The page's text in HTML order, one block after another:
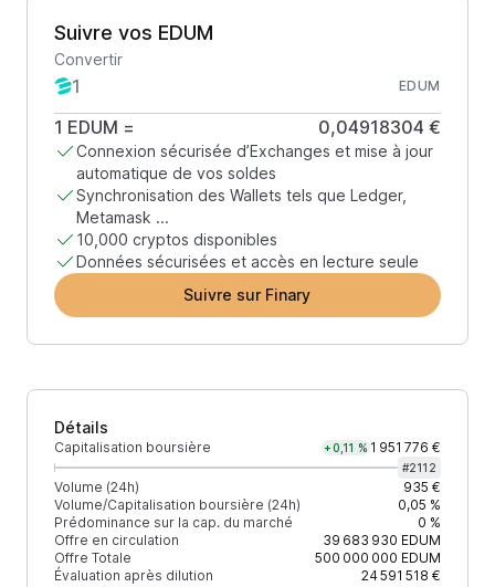
Suivre vos EDUM
Convertir
EDUM
1 EDUM = 0,04918304 €
Connexion sécurisée d’Exchanges et mise à jour
automatique de vos soldes
Synchronisation des Wallets tels que Ledger,
Metamask ...
10,000 cryptos disponibles
Données sécurisées et accès en lecture seule
Suivre sur Finary
Détails
Capitalisation boursière +0,11 % 1 951 776 €
#2112
Volume (24h)
935 €
Volume/Capitalisation boursière (24h)
0,05 %
Prédominance sur la cap. du marché
0 %
Offre en circulation
39 683 930 EDUM
Offre Totale
500 000 000 EDUM
Évaluation après dilution
24 591 518 €